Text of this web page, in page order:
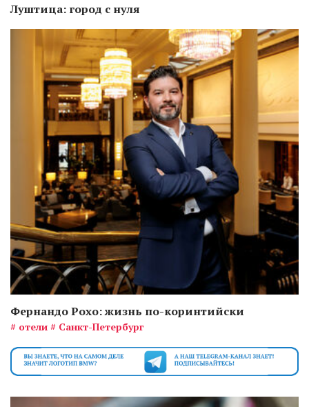
Луштица: город с нуля
Фернандо Рохо: жизнь по-коринтийски
# отели # Санкт-Петербург